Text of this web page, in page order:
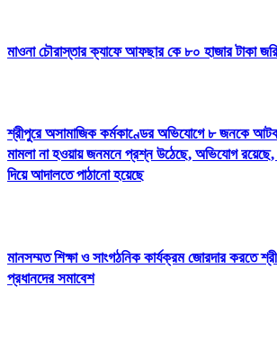
মাওনা চৌরাস্তার ক্যাফে আফছার কে ৮০ হাজার টাকা
শ্রীপুরে অসামাজিক কর্মকাণ্ডের অভিযোগে ৮ জনকে
মামলা না হওয়ায় জনমনে প্রশ্ন উঠেছে, অভিযোগ রয়েছে,
দিয়ে আদালতে পাঠানো হয়েছে
মানসম্মত শিক্ষা ও সাংগঠনিক কার্যক্রম জোরদার করতে
প্রধানদের সমাবেশ